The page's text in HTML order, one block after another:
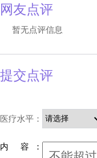
网友点评
暂无点评信息
提交点评
医疗水平：
内 容 ：